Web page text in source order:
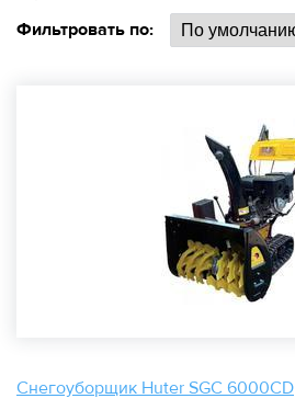
Фильтровать по:
Снегоуборщик Huter SGC 6000CD